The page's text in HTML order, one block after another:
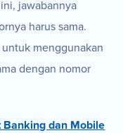
jawabannya
harus sama.
menggunakan
dengan nomor
dan Mobile